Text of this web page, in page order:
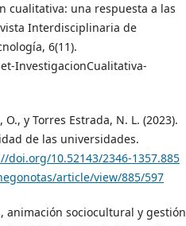
cualitativa: una respuesta a las
Interdisciplinaria de
6(11).
InvestigacionCualitativa-
y Torres Estrada, N. L. (2023).
de las universidades.
doi.org/10.52143/2346-1357.885
article/view/885/597
animación sociocultural y gestión